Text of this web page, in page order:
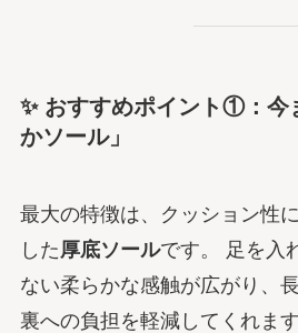
✨ おすすめポイント①：今
かソール」
最大の特徴は、クッション性
した 厚底ソールです。 足を入
ない柔らかな感触が広がり、
裏への負担を軽減してくれます